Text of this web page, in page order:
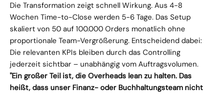
Die Transformation zeigt schnell Wirkung. Aus 4-8
Wochen Time-to-Close werden 5-6 Tage. Das Setup
skaliert von 50 auf 100.000 Orders monatlich ohne
proportionale Team-Vergrößerung. Entscheidend dabei:
Die relevanten KPIs bleiben durch das Controlling
"Ein großer Teil ist, die Overheads lean zu halten. Das
heißt, dass unser Finanz- oder Buchhaltungsteam nicht